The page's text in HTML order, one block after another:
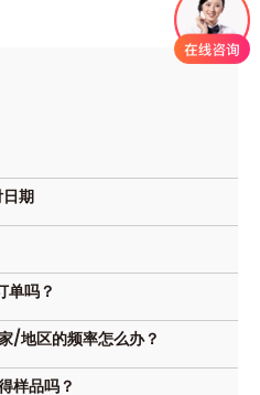
期
单吗？
/地区的频率怎么办？
样品吗？